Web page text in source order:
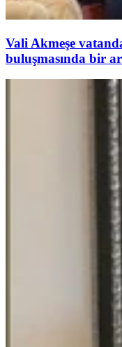
Vali Akmeşe
buluşmasında bir